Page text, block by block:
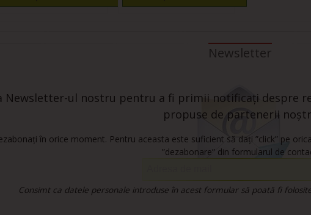
Newsletter
Newsletter-ul nostru pentru a fi primii notificați despre
propuse de partenerii
în orice moment. Pentru aceasta este suficient să dați ”click” pe
”dezabonare” din formularul de
Consimt ca datele personale introduse în acest formular să poată fi